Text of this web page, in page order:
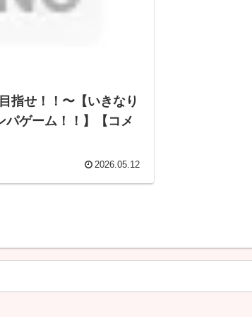
指せ！！〜【いきなり
パゲーム！！】【コメ
2026.05.12